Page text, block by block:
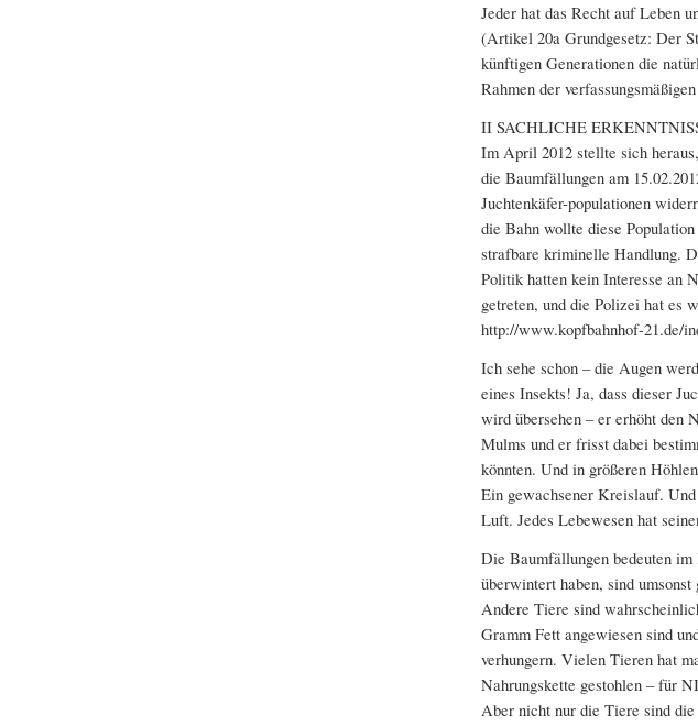
Jeder hat das Recht auf Leben
(Artikel 20a Grundgesetz: Der
künftigen Generationen die
Rahmen der
II SACHLICHE
Im April 2012 stellte sich
die Baumfällungen am
Juchtenkäfer-populationen
die Bahn wollte diese
strafbare kriminelle Handlung.
Politik hatten kein Interesse an
getreten, und die Polizei hat es
http://www.kopfbahnhof-21.de/
Ich sehe schon – die Augen
eines Insekts! Ja, dass dieser
wird übersehen – er erhöht den
Mulms und er frisst dabei
könnten. Und in größeren
Ein gewachsener Kreislauf. Und
Luft. Jedes Lebewesen hat
Die Baumfällungen bedeuten
überwintert haben, sind
Andere Tiere sind
Gramm Fett angewiesen sind
verhungern. Vielen Tieren hat
Nahrungskette gestohlen – für
Aber nicht nur die Tiere sind